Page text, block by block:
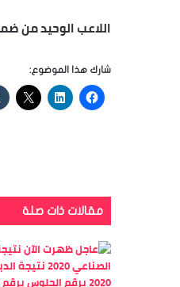
اللاعب الوحيد من
شارك هذا الموضوع:
مقالات ذات صلة